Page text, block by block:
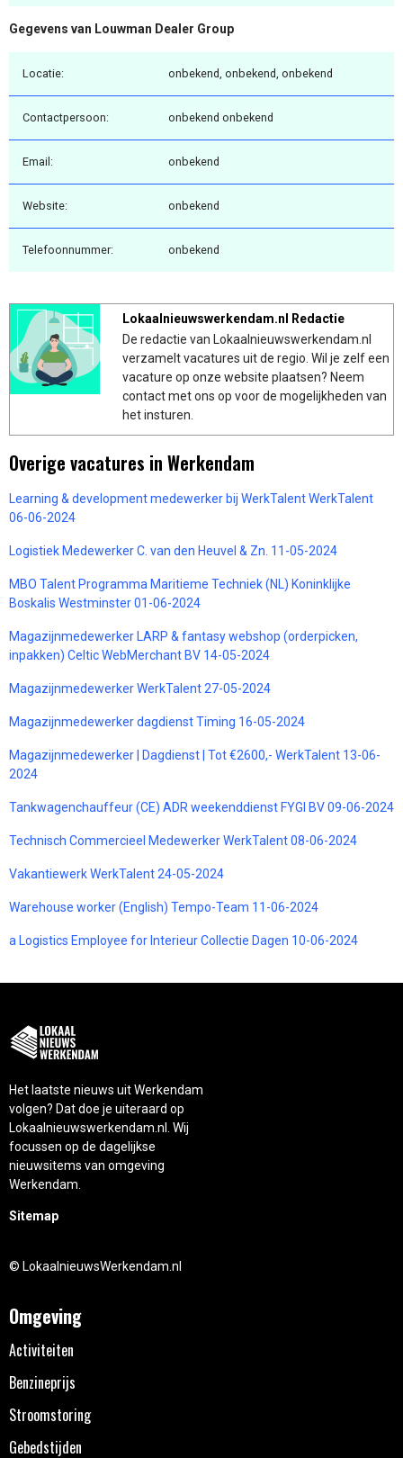
Gegevens van Louwman Dealer Group
Locatie: onbekend, onbekend, onbekend
Contactpersoon: onbekend onbekend
Email: onbekend
Website: onbekend
Telefoonnummer: onbekend
Lokaalnieuwswerkendam.nl Redactie
De redactie van Lokaalnieuwswerkendam.nl
verzamelt vacatures uit de regio. Wil je zelf een
vacature op onze website plaatsen? Neem
contact met ons op voor de mogelijkheden van
het insturen.
Overige vacatures in Werkendam
Learning & development medewerker bij WerkTalent WerkTalent
06-06-2024
Logistiek Medewerker C. van den Heuvel & Zn. 11-05-2024
MBO Talent Programma Maritieme Techniek (NL) Koninklijke
Boskalis Westminster 01-06-2024
Magazijnmedewerker LARP & fantasy webshop (orderpicken,
inpakken) Celtic WebMerchant BV 14-05-2024
Magazijnmedewerker WerkTalent 27-05-2024
Magazijnmedewerker dagdienst Timing 16-05-2024
Magazijnmedewerker | Dagdienst | Tot €2600,- WerkTalent 13-06-
2024
Tankwagenchauffeur (CE) ADR weekenddienst FYGI BV 09-06-2024
Technisch Commercieel Medewerker WerkTalent 08-06-2024
Vakantiewerk WerkTalent 24-05-2024
Warehouse worker (English) Tempo-Team 11-06-2024
a Logistics Employee for Interieur Collectie Dagen 10-06-2024
Het laatste nieuws uit Werkendam
volgen? Dat doe je uiteraard op
Lokaalnieuwswerkendam.nl. Wij
focussen op de dagelijkse
nieuwsitems van omgeving
Werkendam.
Sitemap
© LokaalnieuwsWerkendam.nl
Omgeving
Activiteiten
Benzineprijs
Stroomstoring
Gebedstijden